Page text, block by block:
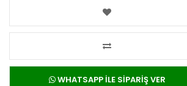
WHATSAPP İLE SİPARİŞ VER